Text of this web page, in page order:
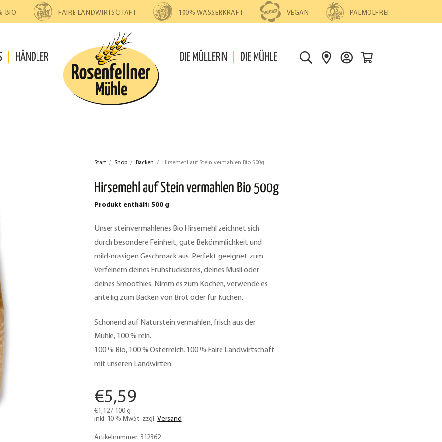
BIO FAIRE LANDWIRTSCHAFT 100% WASSERKRAFT VEGAN PALMÖLFREI
HÄNDLER DIE MÜLLERIN DIE MÜHLE
S
S
D
Start / Shop / Backen / Hirsemehl auf Stein vermahlen Bio 500g
Hirsemehl auf Stein vermahlen Bio 500g
Produkt enthält: 500 g
Unser steinvermahlenes Bio Hirsemehl zeichnet sich
durch besondere Feinheit, gute Bekömmlichkeit und
mild-nussigen Geschmack aus. Perfekt geeignet zum
Verfeinern deines Frühstücksbreis, deines Müsli oder
deines Smoothies. Nimm es zum Kochen, verwende es
anteilig zum Backen von Brot oder für Kuchen.
Schonend auf Naturstein vermahlen, frisch aus der
Mühle, 100 % rein.
100 % Bio, 100 % Österreich, 100 % Faire Landwirtschaft
mit unseren Landwirten.
€5,59
€1,12/ 100 g
inkl. 10 % MwSt. zzgl. Versand
Artikelnummer: 312362